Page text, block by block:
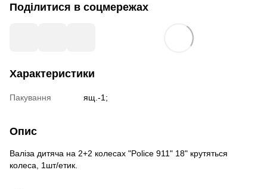
Поділитися в соцмережах
Характеристики
Пакування ящ.-1;
Опис
Валіза дитяча на 2+2 колесах "Police 911" 18" крутяться
колеса, 1шт/етик.